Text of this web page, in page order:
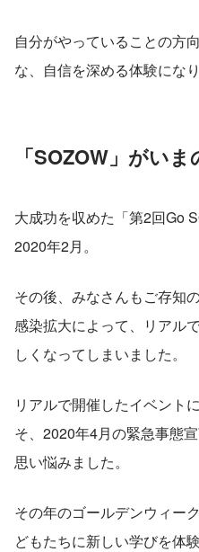
自分がやっていることの方
な、自信を深める体験になり
「SOZOW」がい
大成功を収めた「第2回Go
2020年2月。
その後、みなさんもご存知
感染拡大によって、リアル
しくなってしまいました。
リアルで開催したイベント
そ、2020年4月の緊急事態
思い悩みました。
その年のゴールデンウィー
どもたちに新しい学びを体